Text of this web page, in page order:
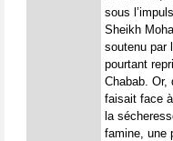
sous
Sheikh
soutenu par
pourtant
Chabab. Or,
faisait face
la
famine, une